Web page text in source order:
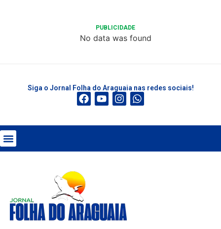
PUBLICIDADE
No data was found
Siga o Jornal Folha do Araguaia nas redes sociais!